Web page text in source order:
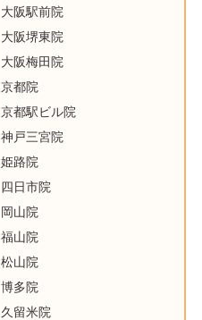
大阪駅前院
大阪堺東院
大阪梅田院
京都院
京都駅ビル院
神戸三宮院
姫路院
四日市院
岡山院
福山院
松山院
博多院
久留米院